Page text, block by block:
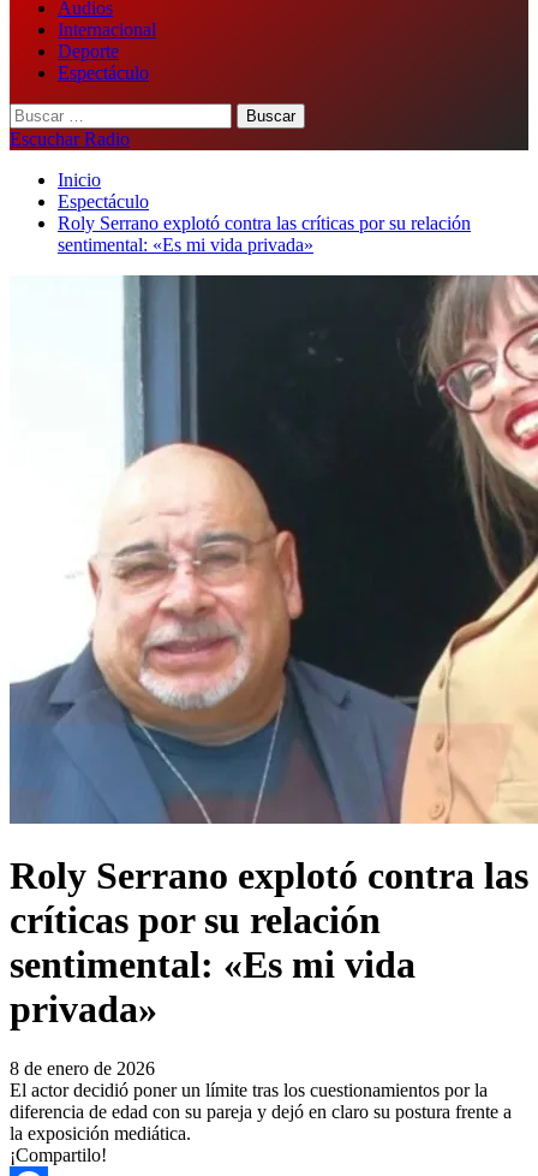
Audios
Internacional
Deporte
Espectáculo
Buscar:
Escuchar Radio
Inicio
Espectáculo
Roly Serrano explotó contra las críticas por su relación
sentimental: «Es mi vida privada»
Roly Serrano explotó contra las
críticas por su relación
sentimental: «Es mi vida
privada»
8 de enero de 2026
El actor decidió poner un límite tras los cuestionamientos por la
diferencia de edad con su pareja y dejó en claro su postura frente a
la exposición mediática.
¡Compartilo!